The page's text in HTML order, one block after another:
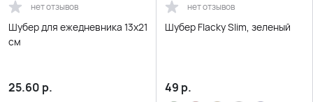
нет отзывов
Шубер для ежедневника 13х21
см
25.60 р.
нет отзывов
Шубер Flacky Slim, зеленый
49 р.